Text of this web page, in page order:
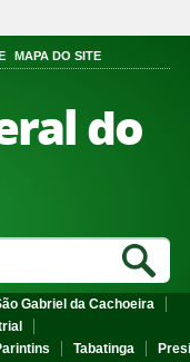
MAPA DO SITE
do
Gabriel da Cachoeira
Tabatinga